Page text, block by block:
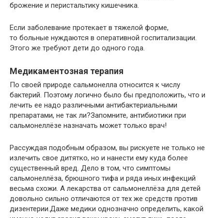
брожение и перистальтику кишечника.
Если заболевание протекает в тяжелой форме,
то больные нуждаются в оперативной госпитализации.
Этого же требуют дети до одного года.
Медикаментозная терапия
По своей природе сальмонелла относится к числу
бактерий. Поэтому логично было бы предположить, что и
лечить ее надо различными антибактериальными
препаратами, не так ли?Запомните, антибиотики при
сальмонеллёзе назначать может только врач!
Рассуждая подобным образом, вы рискуете не только не
излечить свое дитятко, но и нанести ему куда более
существенный вред. Дело в том, что симптомы
сальмонеллёза, брюшного тифа и ряда иных инфекций
весьма схожи. А лекарства от сальмонеллёза для детей
довольно сильно отличаются от тех же средств против
дизентерии.Даже медики однозначно определить, какой